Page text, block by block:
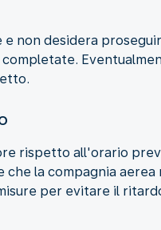
e non desidera
rispetto all'orario
la compagnia
per evitare il